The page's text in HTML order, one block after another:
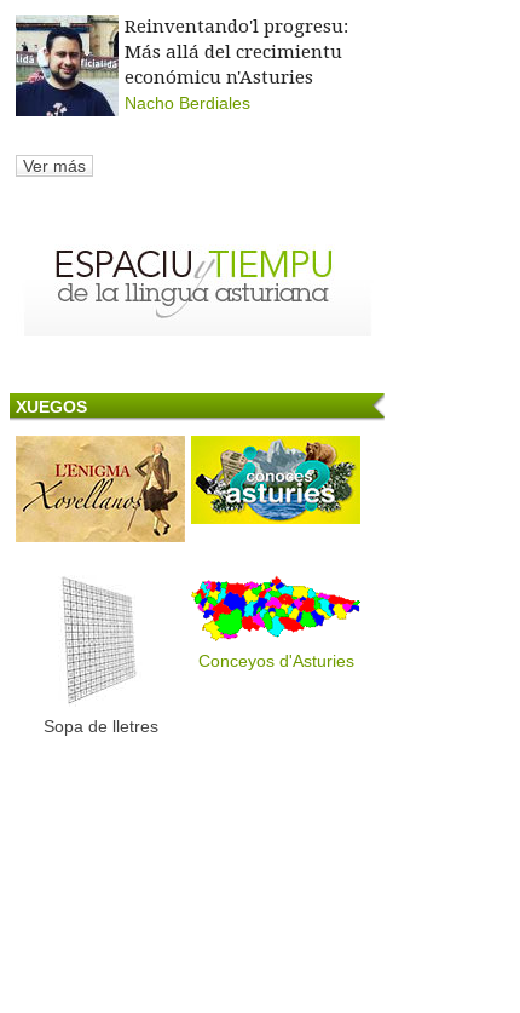
Reinventando'l progresu:
Más allá del crecimientu
económicu n'Asturies
Nacho Berdiales
Ver más
XUEGOS
Sopa de lletres
Conceyos d'Asturies